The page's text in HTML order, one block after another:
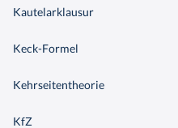
Kautelarklausur
Keck-Formel
Kehrseitentheorie
KfZ